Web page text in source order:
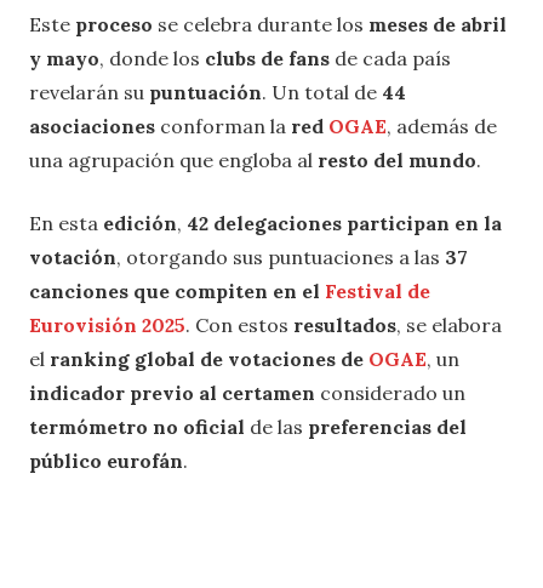
Este proceso se celebra durante los meses de abril
y mayo, donde los clubs de fans de cada país
revelarán su puntuación. Un total de 44
asociaciones conforman la red OGAE, además de
una agrupación que engloba al resto del mundo.
En esta edición, 42 delegaciones participan en la
votación, otorgando sus puntuaciones a las 37
canciones que compiten en el Festival de
Eurovisión 2025. Con estos resultados, se elabora
el ranking global de votaciones de OGAE, un
indicador previo al certamen considerado un
termómetro no oficial de las preferencias del
público eurofán.